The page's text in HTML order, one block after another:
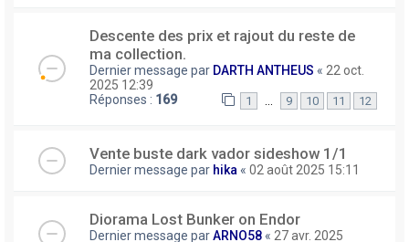
Descente des prix et rajout du reste de
ma collection.
Dernier message par DARTH ANTHEUS « 22 oct.
2025 12:39
Réponses : 169 1 9 10 11 12
Vente buste dark vador sideshow 1/1
Dernier message par hika « 02 août 2025 15:11
Diorama Lost Bunker on Endor
Dernier message parARNO58 « 27 avr. 2025